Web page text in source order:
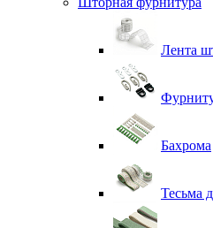
Лента
Бахрома
Тесьма